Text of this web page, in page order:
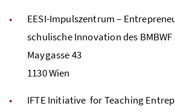
EESI-Impulszentrum –
schulische Innovation des BMBWF
Maygasse 43
1130 Wien
IFTE Initiative for Teaching